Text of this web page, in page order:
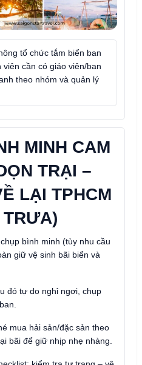
tổ chức tắm biển ban
cần có giáo viên/ban
theo nhóm và quản lý
MINH CAM
TRẠI –
LẠI TPHCM
bình minh (tùy nhu cầu
giữ vệ sinh bãi biển và
đó tự do nghỉ ngơi, chụp
mua hải sản/đặc sản theo
bãi để giữ nhịp nhẹ nhàng.